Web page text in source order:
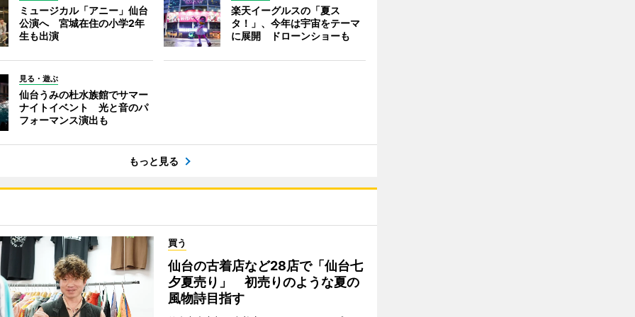
ミュージカル「アニー」仙台
公演へ 宮城在住の小学2年
生も出演
楽天イーグルスの「夏ス
タ！」、今年は宇宙をテーマ
に展開 ドローンショーも
見る・遊ぶ
仙台うみの杜水族館でサマー
ナイトイベント 光と音のパ
フォーマンス演出も
もっと見る
買う
仙台の古着店など28店で「仙台七
夕夏売り」 初売りのような夏の
風物詩目指す